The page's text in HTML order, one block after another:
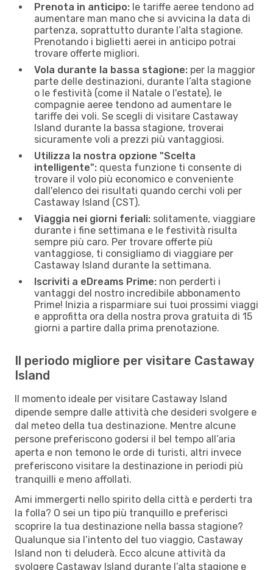
Prenota in anticipo: le tariffe aeree tendono ad
aumentare man mano che si avvicina la data di
partenza, soprattutto durante l’alta stagione.
Prenotando i biglietti aerei in anticipo potrai
trovare offerte migliori.
Vola durante la bassa stagione: per la maggior
parte delle destinazioni, durante l’alta stagione
o le festività (come il Natale o l'estate), le
compagnie aeree tendono ad aumentare le
tariffe dei voli. Se scegli di visitare Castaway
Island durante la bassa stagione, troverai
sicuramente voli a prezzi più vantaggiosi.
Utilizza la nostra opzione "Scelta
intelligente": questa funzione ti consente di
trovare il volo più economico e conveniente
dall'elenco dei risultati quando cerchi voli per
Castaway Island (CST).
Viaggia nei giorni feriali: solitamente, viaggiare
durante i fine settimana e le festività risulta
sempre più caro. Per trovare offerte più
vantaggiose, ti consigliamo di viaggiare per
Castaway Island durante la settimana.
Iscriviti a eDreams Prime: non perderti i
vantaggi del nostro incredibile abbonamento
Prime! Inizia a risparmiare sui tuoi prossimi viaggi
e approfitta ora della nostra prova gratuita di 15
giorni a partire dalla prima prenotazione.
Il periodo migliore per visitare Castaway
Island
Il momento ideale per visitare Castaway Island
dipende sempre dalle attività che desideri svolgere e
dal meteo della tua destinazione. Mentre alcune
persone preferiscono godersi il bel tempo all’aria
aperta e non temono le orde di turisti, altri invece
preferiscono visitare la destinazione in periodi più
tranquilli e meno affollati.
Ami immergerti nello spirito della città e perderti tra
la folla? O sei un tipo più tranquillo e preferisci
scoprire la tua destinazione nella bassa stagione?
Qualunque sia l’intento del tuo viaggio, Castaway
Island non ti deluderà. Ecco alcune attività da
svolgere Castaway Island durante l’alta stagione e